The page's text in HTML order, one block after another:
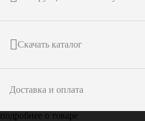
Скачать каталог
Доставка и оплата
подробнее о товаре